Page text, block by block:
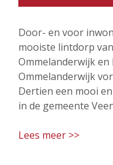
Door- en voor
mooiste lintdorp
Ommelanderwijk
Ommelanderwijk
Dertien een mooi
in de gemeente
Lees meer >>